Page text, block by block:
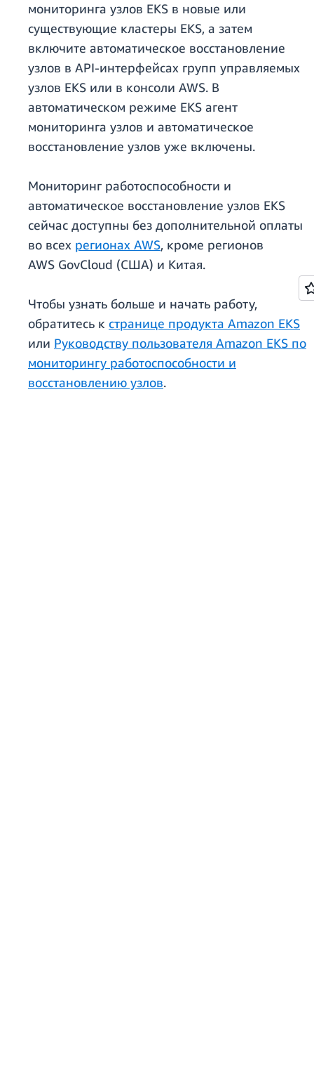
мониторинга узлов EKS в новые или
существующие кластеры EKS, а затем
включите автоматическое восстановление
узлов в API-интерфейсах групп управляемых
узлов EKS или в консоли AWS. В
автоматическом режиме EKS агент
мониторинга узлов и автоматическое
восстановление узлов уже включены.
Мониторинг работоспособности и
автоматическое восстановление узлов EKS
сейчас доступны без дополнительной оплаты
во всех регионах AWS, кроме регионов
AWS GovCloud (США) и Китая.
Чтобы узнать больше и начать работу,
обратитесь к странице продукта Amazon EKS
или Руководству пользователя Amazon EKS по
мониторингу работоспособности и
восстановлению узлов.